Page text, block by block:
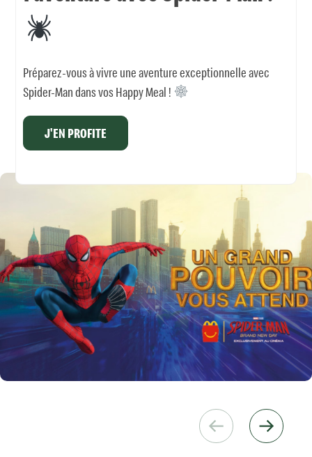
Préparez-vous à vivre une aventure exceptionnelle avec
Spider-Man dans vos Happy Meal !
J'EN PROFITE